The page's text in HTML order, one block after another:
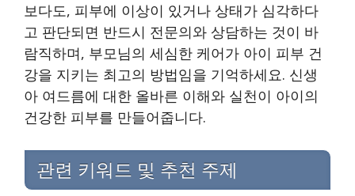
보다도, 피부에 이상이 있거나 상태가 심각하다
고 판단되면 반드시 전문의와 상담하는 것이 바
람직하며, 부모님의 세심한 케어가 아이 피부 건
강을 지키는 최고의 방법임을 기억하세요. 신생
아 여드름에 대한 올바른 이해와 실천이 아이의
건강한 피부를 만들어줍니다.
관련 키워드 및 추천 주제